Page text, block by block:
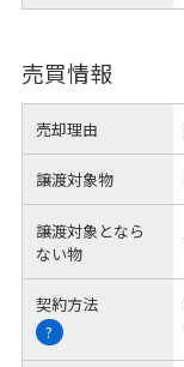
売買情報
売却理由
譲渡対象物
譲渡対象となら
ない物
契約方法
?